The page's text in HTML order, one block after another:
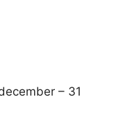
– 31